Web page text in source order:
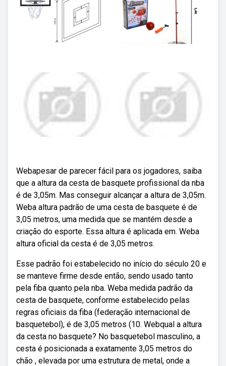
Webapesar de parecer fácil para os jogadores, saiba
que a altura da cesta de basquete profissional da nba
é de 3,05m. Mas conseguir alcançar a altura de 3,05m.
Weba altura padrão de uma cesta de basquete é de
3,05 metros, uma medida que se mantém desde a
criação do esporte. Essa altura é aplicada em. Weba
altura oficial da cesta é de 3,05 metros.
Esse padrão foi estabelecido no início do século 20 e
se manteve firme desde então, sendo usado tanto
pela fiba quanto pela nba. Weba medida padrão da
cesta de basquete, conforme estabelecido pelas
regras oficiais da fiba (federação internacional de
basquetebol), é de 3,05 metros (10. Webqual a altura
da cesta no basquete? No basquetebol masculino, a
cesta é posicionada a exatamente 3,05 metros do
chão , elevada por uma estrutura de metal, onde a